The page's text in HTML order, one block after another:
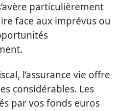
particulièrement
face aux imprévus ou
l’assurance vie offre
considérables. Les
par vos fonds euros